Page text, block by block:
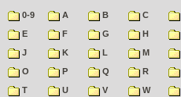
0-9 A B C
E
F G H
J
K L M
O
P Q R
T
U V W